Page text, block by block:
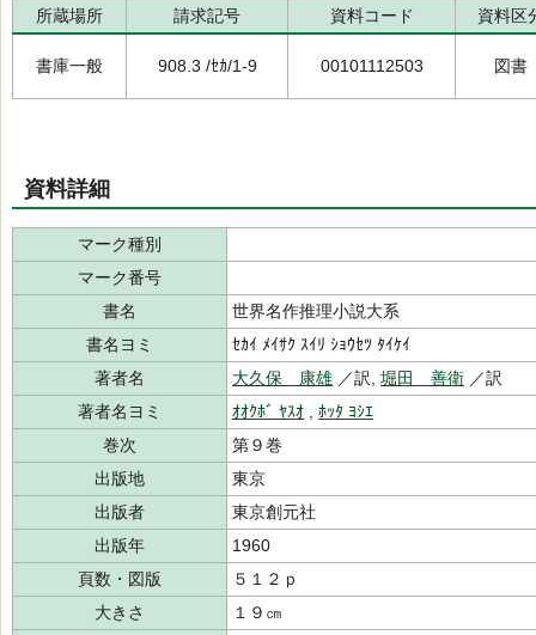
所蔵場所 請求記号 資料コード 資料区
書庫一般 908.3 /ｾｶ/1-9 00101112503 図書
資料詳細
マーク種別
マーク番号
書名
世界名作推理小説大系
書名ヨミ
ｾｶｲ ﾒｲｻｸ ｽｲﾘ ｼｮｳｾﾂ ﾀｲｹｲ
著者名
大久保 康雄 ／訳, 堀田 善衛 ／訳
著者名ヨミ
ｵｵｸﾎﾞ ﾔｽｵ
ﾎｯﾀ ﾖｼｴ
巻次
第９巻
出版地
東京
出版者
東京創元社
出版年
1960
頁数・図版
５１２ｐ
大きさ
１９㎝